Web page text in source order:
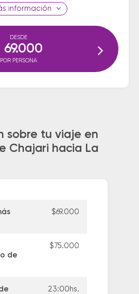
información
DESDE
69.000
POR PERSONA
sobre tu viaje en
Chajari hacia La
$69.000
de
$75.000
23:00hs.